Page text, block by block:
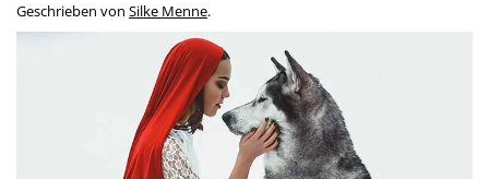
Geschrieben von Silke Menne.